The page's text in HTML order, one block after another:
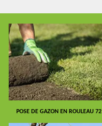
POSE DE GAZON EN ROULEAU 72